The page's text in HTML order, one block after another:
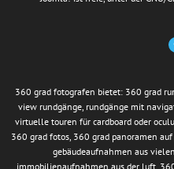
360 grad fotografen bietet: 360 grad
view rundgänge, rundgänge mit
virtuelle touren für cardboard oder
360 grad fotos, 360 grad panoramen
gebäudeaufnahmen aus
immobilienaufnahmen aus der luft,